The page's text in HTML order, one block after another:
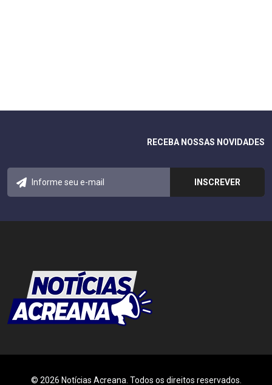
RECEBA NOSSAS NOVIDADES
© 2026 Notícias Acreana. Todos os direitos reservados.